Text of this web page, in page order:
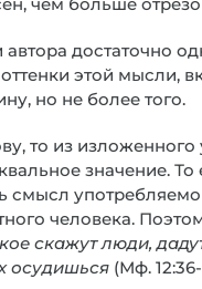
достаточно
этой мысли,
но не более того.
то из изложенного
значение. То
человека.
скажут люди,
осудишься (Мф.